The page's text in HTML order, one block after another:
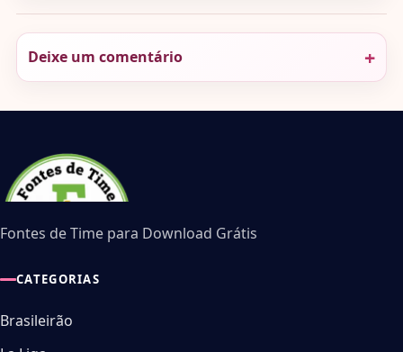
Deixe um comentário
Fontes de Time para Download Grátis
CATEGORIAS
Brasileirão